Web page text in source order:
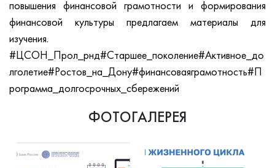
повышения финансовой грамотности и формирования
финансовой культуры предлагаем материалы для
изучения.
#ЦСОН_Прол_рнд#Старшее_поколение#Активное_до
лголетие#Ростов_на_Дону#финансоваяграмотность#П
рограмма_долгосрочных_сбережений
ФОТОГАЛЕРЕЯ